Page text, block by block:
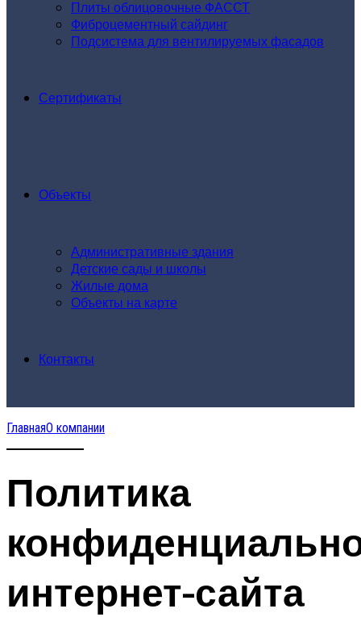
Плиты облицовочные ФАССТ
Фиброцементный сайдинг
Подсистема для вентилируемых фасадов
Сертификаты
Объекты
Административные здания
Детские сады и школы
Жилые дома
Объекты на карте
Контакты
ГлавнаяО компании
Политика
интернет-сайта